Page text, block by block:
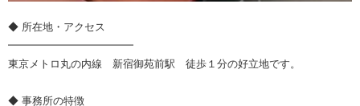
◆ 所在地・アクセス
━━━━━━━━━━━━
東京メトロ丸の内線 新宿御苑前駅 徒歩１分の好立地です。
◆ 事務所の特徴